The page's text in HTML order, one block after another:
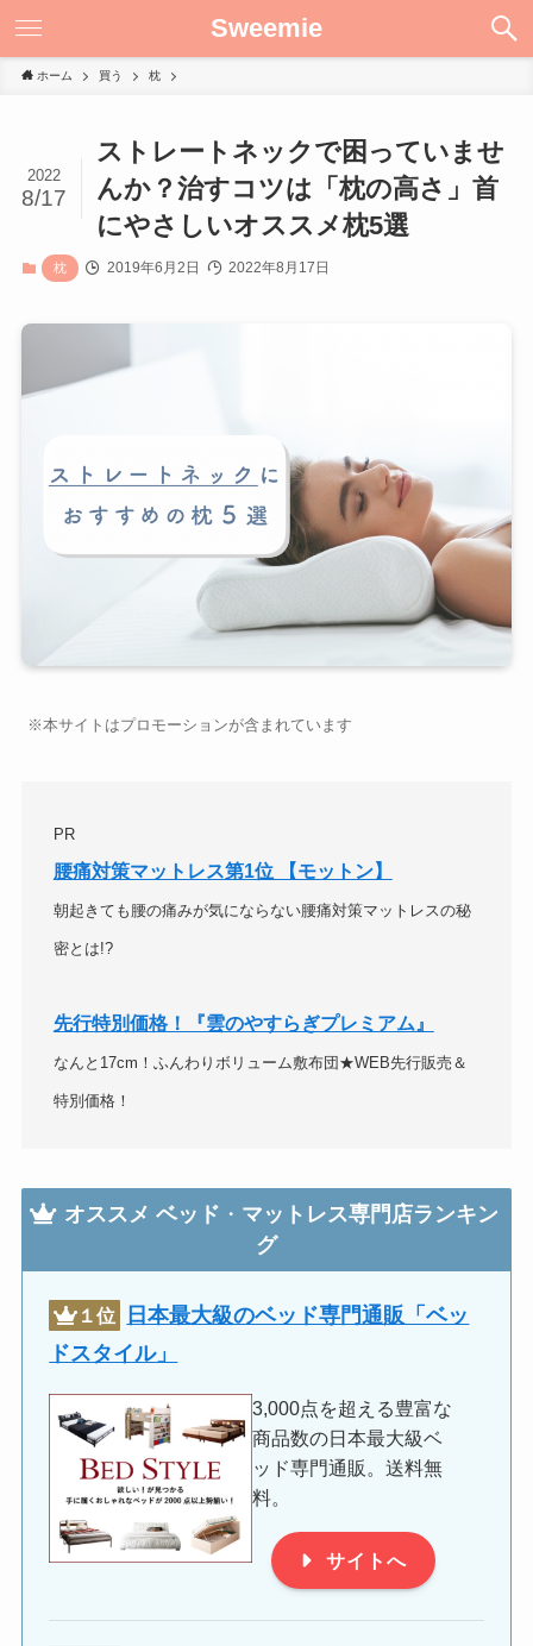
Sweemie
ホーム 買う 枕
ストレートネックで困っていませ
んか？治すコツは「枕の高さ」首
にやさしいオススメ枕5選
2022
8/17
枕 2019年6月2日 2022年8月17日
※本サイトはプロモーションが含まれています
PR
腰痛対策マットレス第1位 【モットン】
朝起きても腰の痛みが気にならない腰痛対策マットレスの秘
密とは!?
先行特別価格！『雲のやすらぎプレミアム』
なんと17cm！ふんわりボリューム敷布団★WEB先行販売＆
特別価格！
オススメ ベッド ・ マットレス専門店ランキン
グ
１位
日本最大級のベッド専門通販「ベッ
ドスタイル」
3,000点を超える豊富な
商品数の日本最大級ベ
ッド専門通販。送料無
料。
サイトへ